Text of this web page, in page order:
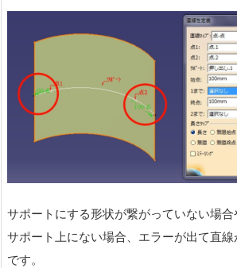
サポートにする形状が繋がっていない場
サポート上にない場合、エラーが出て直
です。